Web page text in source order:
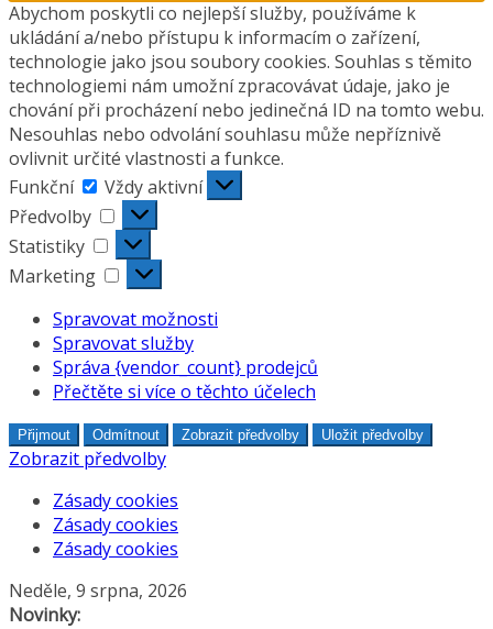
Abychom poskytli co nejlepší služby, používáme k
ukládání a/nebo přístupu k informacím o zařízení,
technologie jako jsou soubory cookies. Souhlas s těmito
technologiemi nám umožní zpracovávat údaje, jako je
chování při procházení nebo jedinečná ID na tomto webu.
Nesouhlas nebo odvolání souhlasu může nepříznivě
ovlivnit určité vlastnosti a funkce.
Funkční
Funkční
Vždy aktivní
Předvolby
Předvolby
Statistiky
Statistiky
Marketing
Marketing
Spravovat možnosti
Spravovat služby
Správa {vendor_count} prodejců
Přečtěte si více o těchto účelech
Přijmout Odmítnout Zobrazit předvolby Uložit předvolby
Zobrazit předvolby
Zásady cookies
Zásady cookies
Zásady cookies
Přeskočit
na
Neděle, 9 srpna, 2026
Novinky: